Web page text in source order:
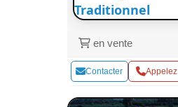
Traditionnel
en vente
Contacter Appelez